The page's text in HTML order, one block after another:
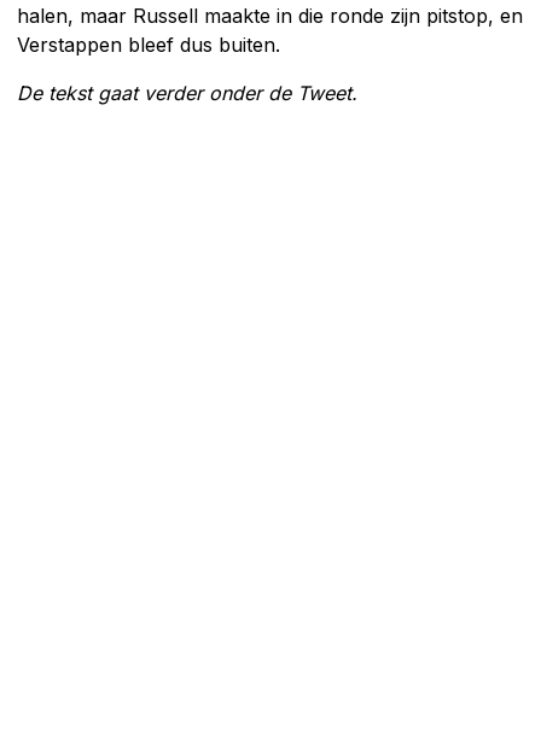
halen, maar Russell maakte in die ronde zijn pitstop, en
Verstappen bleef dus buiten.
De tekst gaat verder onder de Tweet.